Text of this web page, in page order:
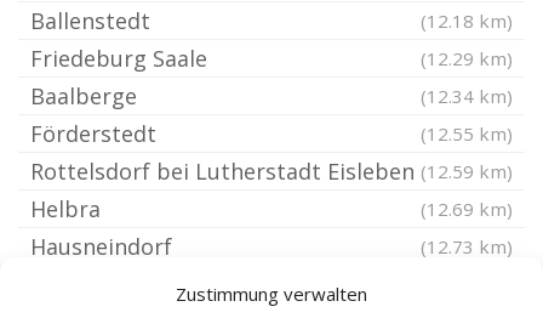
Zustimmung verwalten
Ballenstedt (12.18 km)
Friedeburg Saale (12.29 km)
Baalberge (12.34 km)
Förderstedt (12.55 km)
Rottelsdorf bei Lutherstadt Eisleben (12.59 km)
Helbra (12.69 km)
Hausneindorf (12.73 km)